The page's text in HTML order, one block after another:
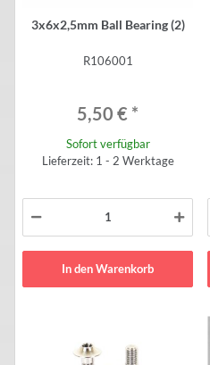
3x6x2,5mm Ball Bearing (2)
R106001
5,50 € *
Sofort verfügbar
Lieferzeit: 1 - 2 Werktage
In den Warenkorb